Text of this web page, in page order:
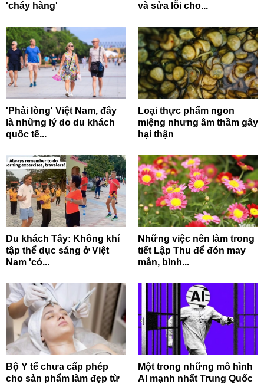
'cháy hàng'
và sửa lỗi cho...
'Phải lòng' Việt Nam, đây
là những lý do du khách
quốc tế...
Loại thực phẩm ngon
miệng nhưng âm thầm gây
hại thận
Du khách Tây: Không khí
tập thể dục sáng ở Việt
Nam 'có...
Những việc nên làm trong
tiết Lập Thu để đón may
mắn, bình...
Bộ Y tế chưa cấp phép
cho sản phẩm làm đẹp từ
Một trong những mô hình
AI mạnh nhất Trung Quốc